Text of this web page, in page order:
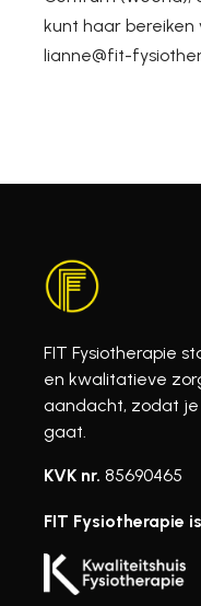
kunt haar bereiken
lianne@fit-
FIT Fysiotherapie
en kwalitatieve
aandacht, zodat je
gaat.
KVK nr. 85690465
FIT Fysiotherapie